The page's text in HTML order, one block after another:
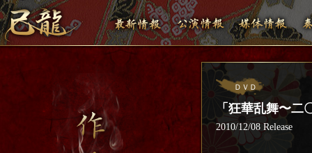
ＤＶＤ
「狂華乱舞〜
2010/12/08 Release